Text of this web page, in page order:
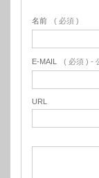
名前 ( 必須 )
E-MAIL ( 必須 ) -
URL